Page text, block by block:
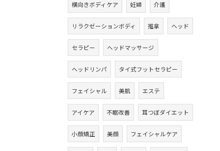
横向きボディケア 妊婦 介護
リラクゼーションボディ 推拿 ヘッド
セラピー ヘッドマッサージ
ヘッドリンパ タイ式フットセラピー
フェイシャル 美肌 エステ
アイケア 不眠改善 耳つぼダイエット
小顔矯正 美顔 フェイシャルケア